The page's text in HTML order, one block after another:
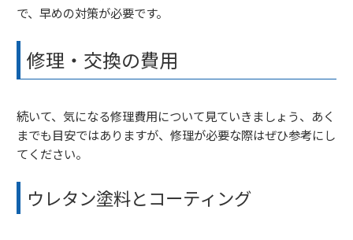
で、早めの対策が必要です。
修理・交換の費用
続いて、気になる修理費用について見ていきましょう、あく
までも目安ではありますが、修理が必要な際はぜひ参考にし
てください。
ウレタン塗料とコーティング